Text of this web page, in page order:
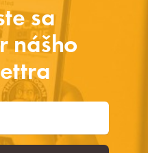
sa
nášho